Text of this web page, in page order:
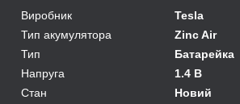
Виробник
Tesla
Тип акумулятора
Zinc Air
Тип
Батарейка
Напруга
1.4 В
Стан
Новий